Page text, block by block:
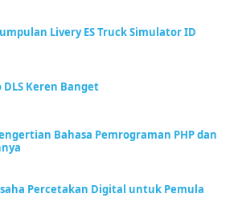
Livery ES Truck Simulator ID
DLS Keren Banget
Bahasa Pemrograman PHP dan
Percetakan Digital untuk Pemula